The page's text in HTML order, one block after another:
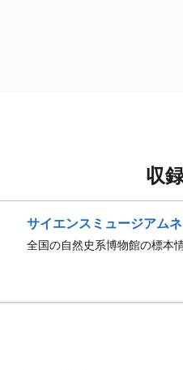
収
サイエンスミュージアム
全国の自然史系博物館の標本